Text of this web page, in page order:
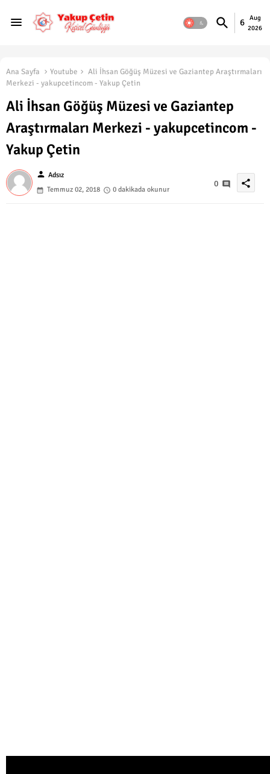
6
Aug
2026
Ana Sayfa Youtube
Ali İhsan Göğüş Müzesi ve Gaziantep Araştırmaları
Merkezi - yakupcetincom - Yakup Çetin
Ali İhsan Göğüş Müzesi ve Gaziantep
Araştırmaları Merkezi - yakupcetincom -
Yakup Çetin
person Adsız
Temmuz 02, 2018
0 dakikada okunur
0 share